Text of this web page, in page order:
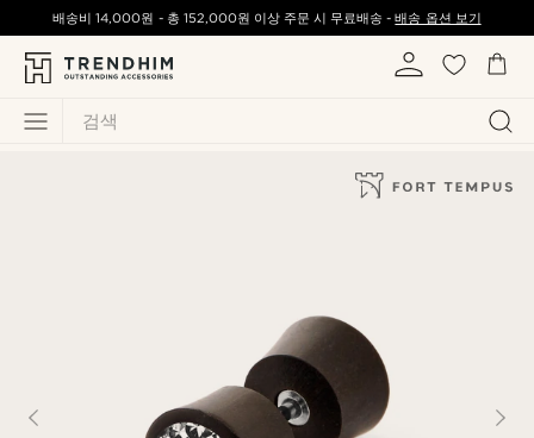
검색
배송비14,000원 - 총 152,000원 이상 주문 시 무료배송 -배송 옵션 보기